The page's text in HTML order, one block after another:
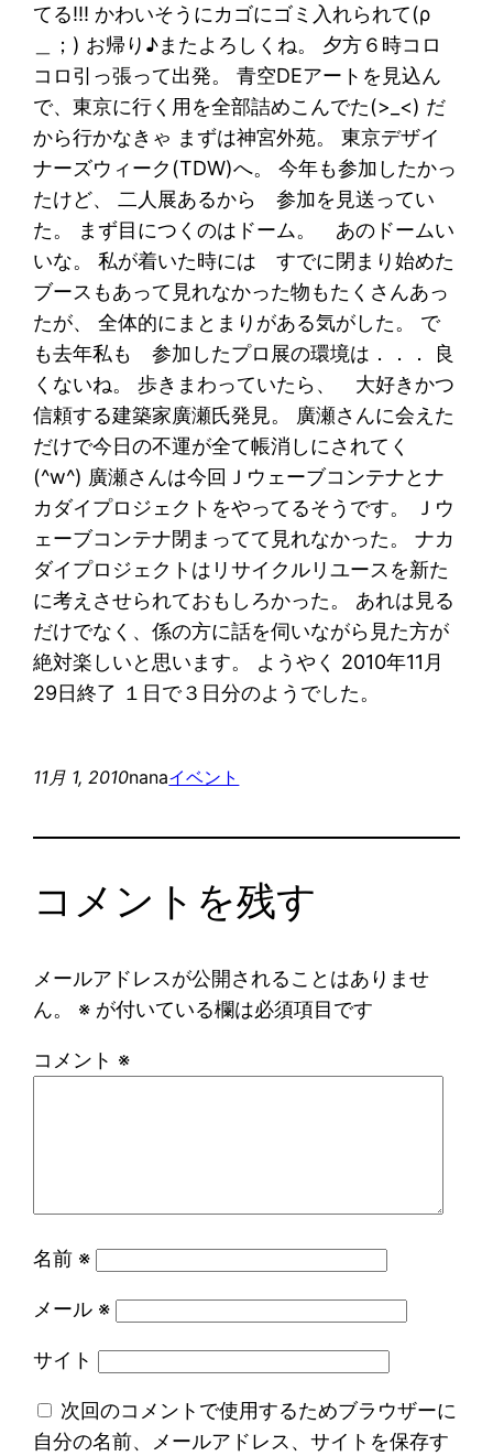
てる!!! かわいそうにカゴにゴミ入れられて(ρ
＿；) お帰り♪またよろしくね。 夕方６時コロ
コロ引っ張って出発。 青空DEアートを見込ん
で、東京に行く用を全部詰めこんでた(>_<) だ
から行かなきゃ まずは神宮外苑。 東京デザイ
ナーズウィーク(TDW)へ。 今年も参加したかっ
たけど、 二人展あるから 参加を見送ってい
た。 まず目につくのはドーム。 あのドームい
いな。 私が着いた時には すでに閉まり始めた
ブースもあって見れなかった物もたくさんあっ
たが、 全体的にまとまりがある気がした。 で
も去年私も 参加したプロ展の環境は．．． 良
くないね。 歩きまわっていたら、 大好きかつ
信頼する建築家廣瀬氏発見。 廣瀬さんに会えた
だけで今日の不運が全て帳消しにされてく
(^w^) 廣瀬さんは今回Ｊウェーブコンテナとナ
カダイプロジェクトをやってるそうです。 Ｊウ
ェーブコンテナ閉まってて見れなかった。 ナカ
ダイプロジェクトはリサイクルリユースを新た
に考えさせられておもしろかった。 あれは見る
だけでなく、係の方に話を伺いながら見た方が
絶対楽しいと思います。 ようやく 2010年11月
29日終了 １日で３日分のようでした。
11月 1, 2010nanaイベント
コメントを残す
メールアドレスが公開されることはありませ
ん。
※ が付いている欄は必須項目です
コメント ※
名前 ※
メール ※
サイト
次回のコメントで使用するためブラウザーに
自分の名前、メールアドレス、サイトを保存す